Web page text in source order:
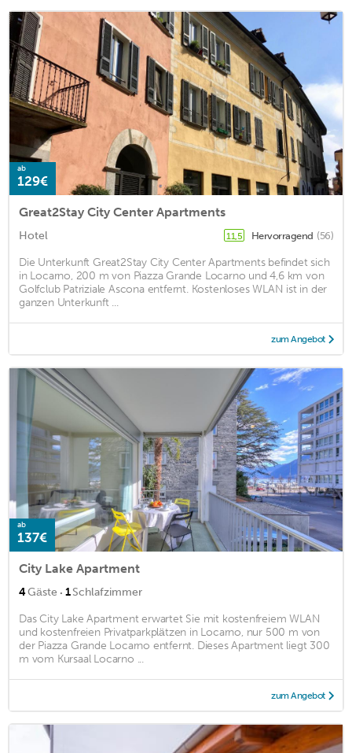
ab
129€
Great2Stay City Center Apartments
Hotel 11,5 Hervorragend (56)
Die Unterkunft Great2Stay City Center Apartments befindet sich
in Locarno, 200 m von Piazza Grande Locarno und 4,6 km von
Golfclub Patriziale Ascona entfernt. Kostenloses WLAN ist in der
ganzen Unterkunft ...
zum Angebot
ab
137€
City Lake Apartment
4Gäste · 1Schlafzimmer
Das City Lake Apartment erwartet Sie mit kostenfreiem WLAN
und kostenfreien Privatparkplätzen in Locarno, nur 500 m von
der Piazza Grande Locarno entfernt. Dieses Apartment liegt 300
m vom Kursaal Locarno ...
zum Angebot